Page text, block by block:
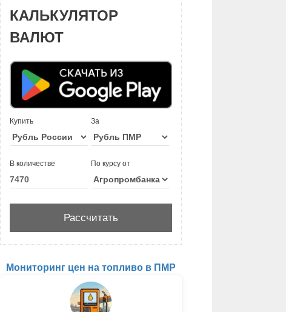
КАЛЬКУЛЯТОР
ВАЛЮТ
Купить За
В количестве По курсу от
Мониторинг цен на топливо в ПМР